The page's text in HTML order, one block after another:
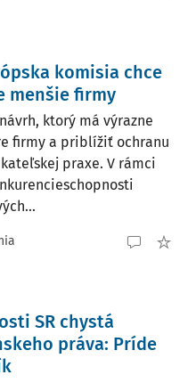
komisia chce
menšie firmy
ktorý má výrazne
firmy a priblížiť ochranu
praxe. V rámci
SR chystá
práva: Príde